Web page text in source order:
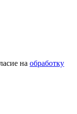
на обработку